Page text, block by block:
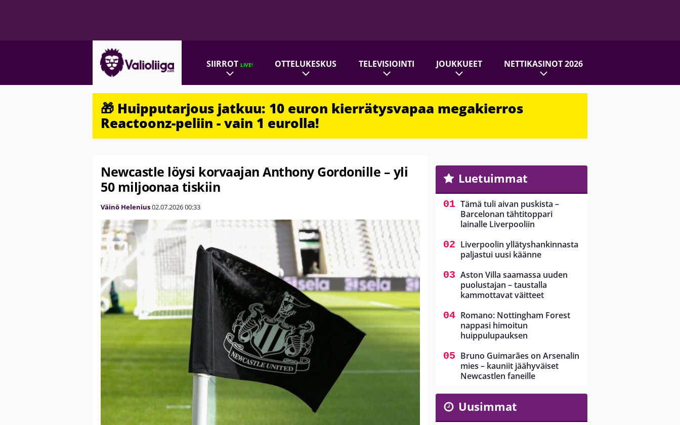
SIIRROTLIVE! OTTELUKESKUS TELEVISIOINTI JOUKKUEET NETTIKASINOT 2026
🎁 Huipputarjous jatkuu: 10 euron kierrätysvapaa megakierros
Reactoonz-peliin - vain 1 eurolla!
Newcastle löysi korvaajan Anthony Gordonille – yli
50 miljoonaa tiskiin
Väinö Helenius02.07.202600:33
Luetuimmat
Tämä tuli aivan puskista –
Barcelonan tähtitoppari
lainalle Liverpooliin
Liverpoolin yllätyshankinnasta
paljastui uusi käänne
Aston Villa saamassa uuden
puolustajan – taustalla
kammottavat väitteet
Romano: Nottingham Forest
nappasi himoitun
huippulupauksen
Bruno Guimarães on Arsenalin
mies – kauniit jäähyväiset
Newcastlen faneille
Uusimmat